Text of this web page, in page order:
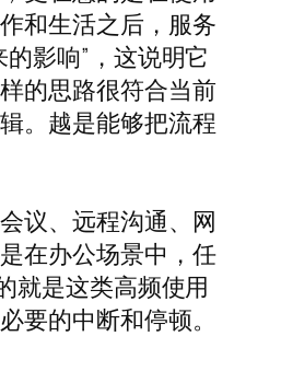
和生活之后，服务
影响”，这说明它
的思路很符合当前
。越是能够把流程
议、远程沟通、网
在办公场景中，任
就是这类高频使用
要的中断和停顿。